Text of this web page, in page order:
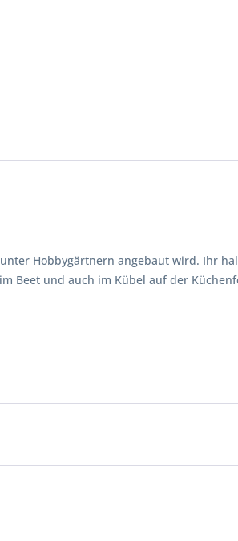
unter Hobbygärtnern angebaut wird. Ihr
Beet und auch im Kübel auf der